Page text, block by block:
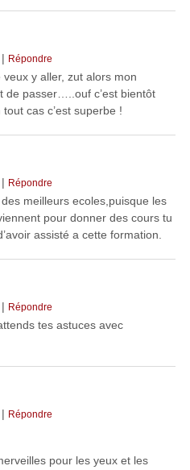
| Répondre
y aller, zut alors mon
de passer…..ouf c’est bientôt
cas c’est superbe !
| Répondre
des meilleurs ecoles,puisque les
pour donner des cours tu
assisté a cette formation.
| Répondre
tes astuces avec
| Répondre
pour les yeux et les